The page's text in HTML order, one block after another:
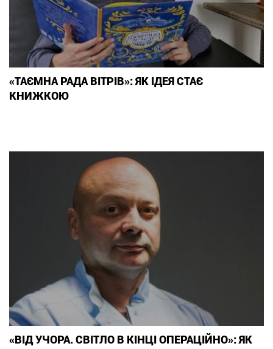
«ТАЄМНА РАДА ВІТРІВ»: ЯК ІДЕЯ СТАЄ
КНИЖКОЮ
«ВІД УЧОРА. СВІТЛО В КІНЦІ ОПЕРАЦІЙНО»: ЯК